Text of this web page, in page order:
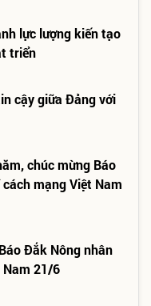
lực lượng kiến tạo
triển
cậy giữa Đảng với
chúc mừng Báo
mạng Việt Nam
Đắk Nông nhân
Nam 21/6